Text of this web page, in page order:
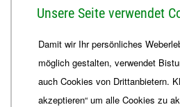
+49 361 6572-444
ordinariat Bistum-Erfurt.de
Unsere Seite verwendet
Damit wir Ihr persönliches
möglich gestalten, verwendet
auch Cookies von Drittanbietern.
akzeptieren“ um alle Cookies zu